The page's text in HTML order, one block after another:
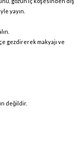
yayın.
gezdirerek makyajı ve
değildir.